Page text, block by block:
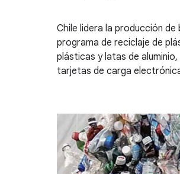
Chile lidera la producción
programa de reciclaje de
plásticas y latas de
tarjetas de carga